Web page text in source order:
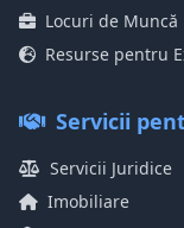
Locuri de Muncă
Resurse pentru
Servicii
Servicii Juridice
Imobiliare